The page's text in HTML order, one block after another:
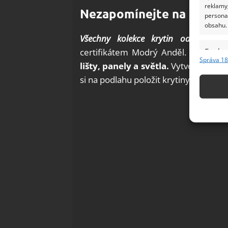
obsahu.
Funkce
Správa
Nezapomínejte na
Všechny kolekce krytin od
certifikátem Modrý Anděl. Kromě
lišty, panely a světla. Vytvořte si
si na podlahu položit krytiny od